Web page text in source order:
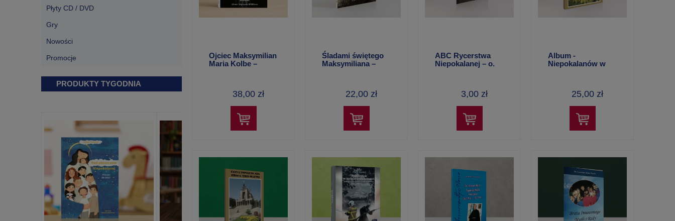
Płyty CD / DVD
Gry
Nowości
Promocje
PRODUKTY TYGODNIA
Ojciec Maksymilian
Maria Kolbe –
38,00 zł
Śladami świętego
Maksymiliana –
22,00 zł
ABC Rycerstwa
Niepokalanej – o.
3,00 zł
Album -
Niepokalanów w
25,00 zł